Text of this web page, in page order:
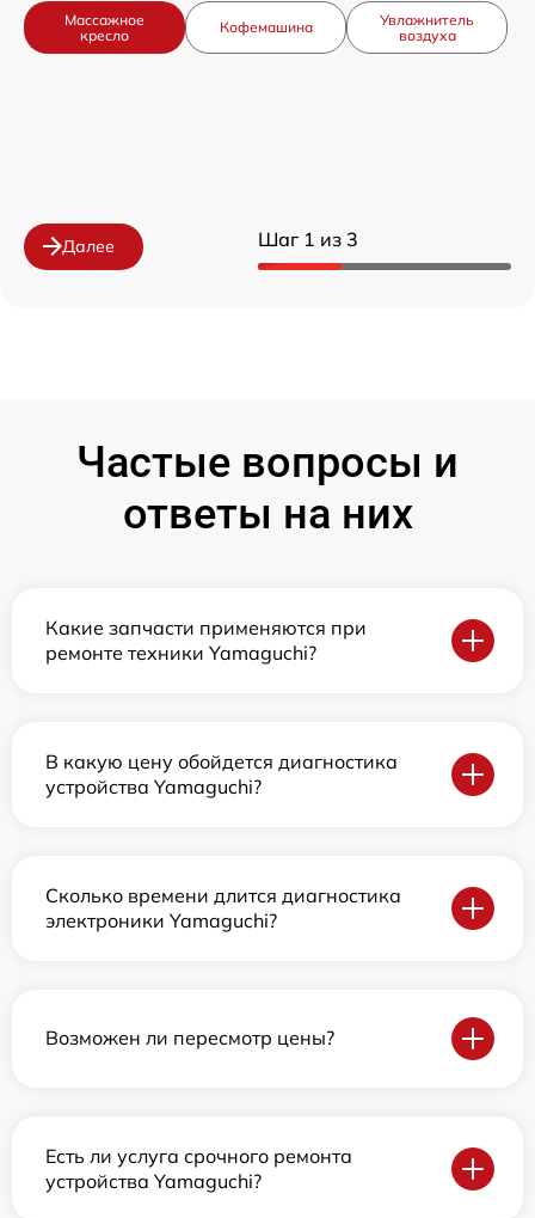
Шаг 1 из 3
Массажное
кресло
Кофемашина
Увлажнитель
воздуха
Далее
Частые вопросы и
ответы на них
Какие запчасти применяются при
ремонте техники Yamaguchi?
В какую цену обойдется диагностика
устройства Yamaguchi?
Сколько времени длится диагностика
электроники Yamaguchi?
Возможен ли пересмотр цены?
Есть ли услуга срочного ремонта
устройства Yamaguchi?